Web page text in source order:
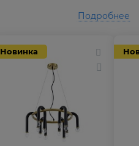
Новинка
Подробнее